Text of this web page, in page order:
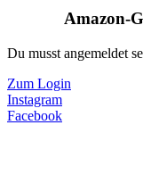
Amazon-
Du musst angemeldet
Zum Login
Instagram
Facebook